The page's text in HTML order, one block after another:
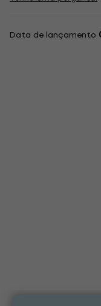
Data de lançamento